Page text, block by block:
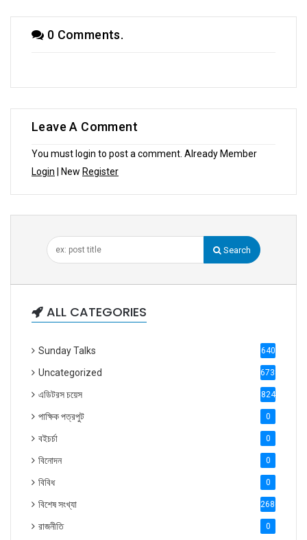
0 Comments.
Leave A Comment
You must login to post a comment. Already Member
Login | New Register
Search
ALL CATEGORIES
Sunday Talks 640
Uncategorized 6738
এডিটরস চয়েস 824
পাক্ষিক পত্রপুট 0
বইচর্চা 0
বিনোদন 0
বিবিধ 0
বিশেষ সংখ্যা 2686
রাজনীতি 0